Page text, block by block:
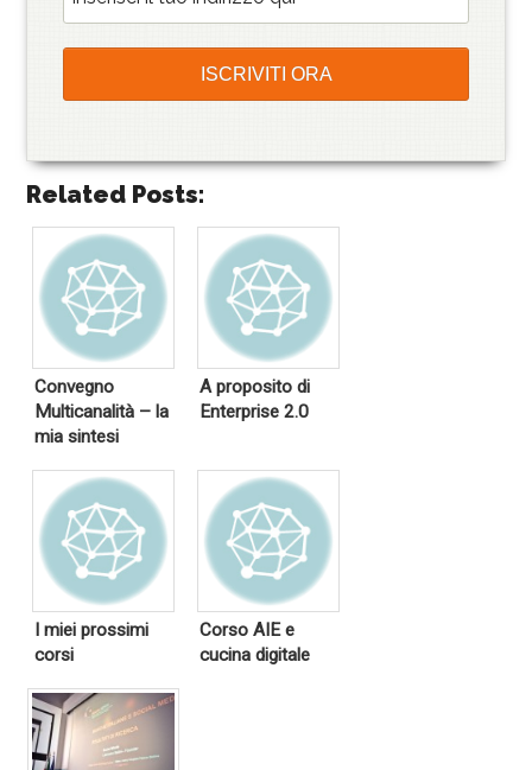
Related Posts:
Convegno
Multicanalità – la
mia sintesi
A proposito di
Enterprise 2.0
I miei prossimi
corsi
Corso AIE e
cucina digitale